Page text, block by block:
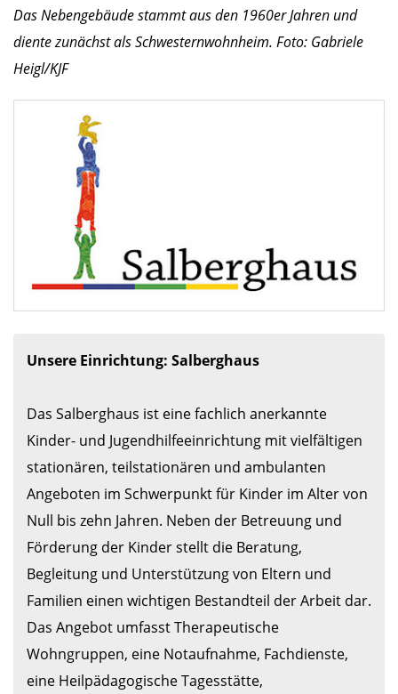
Das Nebengebäude stammt aus den 1960er Jahren und
diente zunächst als Schwesternwohnheim. Foto: Gabriele
Heigl/KJF
Unsere Einrichtung: Salberghaus
Das Salberghaus ist eine fachlich anerkannte
Kinder- und Jugendhilfeeinrichtung mit vielfältigen
stationären, teilstationären und ambulanten
Angeboten im Schwerpunkt für Kinder im Alter von
Null bis zehn Jahren. Neben der Betreuung und
Förderung der Kinder stellt die Beratung,
Begleitung und Unterstützung von Eltern und
Familien einen wichtigen Bestandteil der Arbeit dar.
Das Angebot umfasst Therapeutische
Wohngruppen, eine Notaufnahme, Fachdienste,
eine Heilpädagogische Tagesstätte,